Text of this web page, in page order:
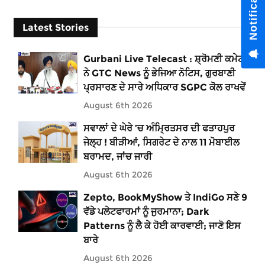
Latest Stories
Gurbani Live Telecast : ਸ਼੍ਰੋਮਣੀ ਕਮੇਟੀ
ਨੇ GTC News ਨੂੰ ਭੇਜਿਆ ਨੋਟਿਸ, ਗੁਰਬਾਣੀ
ਪ੍ਰਸਾਰਣ ਦੇ ਸਾਰੇ ਅਧਿਕਾਰ SGPC ਕੋਲ ਰਾਖਵੇਂ
August 6th 2026
ਸਵਾਲਾਂ ਦੇ ਘੇਰੇ ’ਚ ਅੰਮ੍ਰਿਤਸਰ ਦੀ ਫਤਾਹਪੁਰ
ਜੇਲ੍ਹ ! ਬੀੜੀਆਂ, ਸਿਗਰੇਟ ਦੇ ਨਾਲ 11 ਮੋਬਾਈਲ
ਬਰਾਮਦ, ਜਾਂਚ ਜਾਰੀ
August 6th 2026
Zepto, BookMyShow ਤੇ IndiGo ਸਣੇ 9
ਵੱਡੇ ਪਲੇਟਫਾਰਮਾਂ ਨੂੰ ਜੁਰਮਾਨਾ; Dark
Patterns ਨੂੰ ਲੈ ਕੇ ਹੋਈ ਕਾਰਵਾਈ; ਜਾਣੋ ਇਸ
ਬਾਰੇ
August 6th 2026